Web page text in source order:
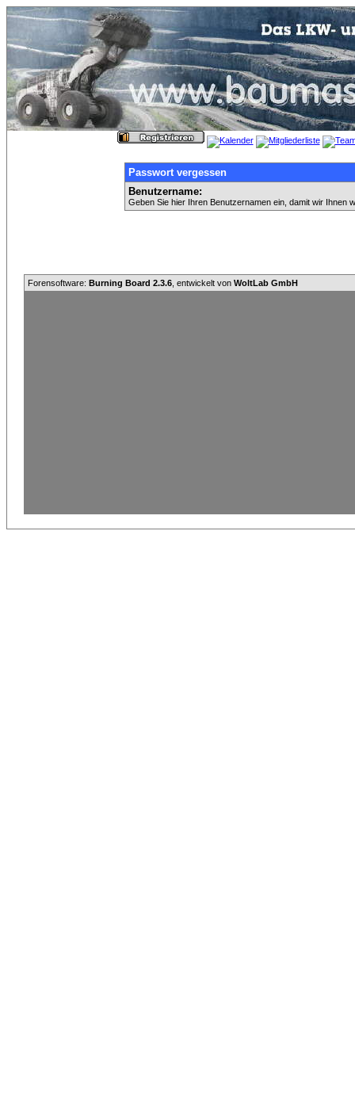
Passwort vergessen
Benutzername:
Geben Sie hier Ihren Benutzernamen ein, damit wir Ihnen
Forensoftware: Burning Board 2.3.6 , entwickelt von WoltLab GmbH